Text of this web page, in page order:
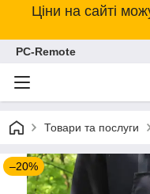
Ціни на сайті
PC-Remote
Товари та послуги
–20%